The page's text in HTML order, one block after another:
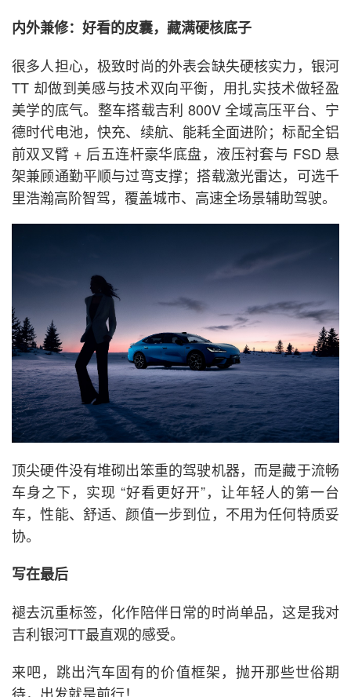
内外兼修：好看的皮囊，藏满硬核底子
很多人担心，极致时尚的外表会缺失硬核实力，银河
TT 却做到美感与技术双向平衡，用扎实技术做轻盈
美学的底气。整车搭载吉利 800V 全域高压平台、宁
德时代电池，快充、续航、能耗全面进阶；标配全铝
前双叉臂 + 后五连杆豪华底盘，液压衬套与 FSD 悬
架兼顾通勤平顺与过弯支撑；搭载激光雷达，可选千
里浩瀚高阶智驾，覆盖城市、高速全场景辅助驾驶。
顶尖硬件没有堆砌出笨重的驾驶机器，而是藏于流畅
车身之下，实现 “好看更好开”，让年轻人的第一台
车，性能、舒适、颜值一步到位，不用为任何特质妥
协。
写在最后
褪去沉重标签，化作陪伴日常的时尚单品，这是我对
吉利银河TT最直观的感受。
来吧，跳出汽车固有的价值框架，抛开那些世俗期
待，出发就是前行！